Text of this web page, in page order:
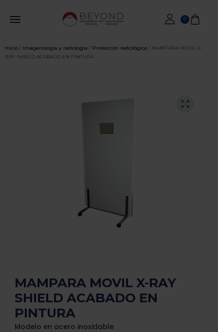
0
Inicio / Imagenología y radiología / Protección radiológica / MAMPARA MOVIL X-
RAY SHIELD ACABADO EN PINTURA
MAMPARA MOVIL X-RAY
SHIELD ACABADO EN
PINTURA
Modelo en acero inoxidable